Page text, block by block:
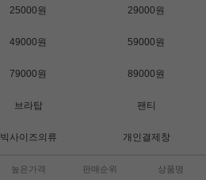
25000원 29000원
49000원 59000원
79000원 89000원
브라탑 팬티
빅사이즈의류 개인결제창
높은가격 판매순위 상품명